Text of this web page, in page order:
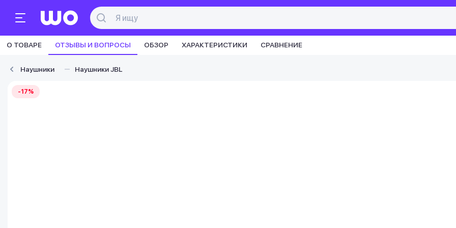
О ТОВАРЕ ОТЗЫВЫ И ВОПРОСЫ ОБЗОР ХАРАКТЕРИСТИКИ СРАВНЕНИЕ
Наушники Наушники JBL
-17%